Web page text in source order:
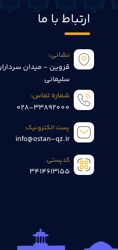
ارتباط با ما
نشانی:
قزوین - میدان
سلیمانی
شماره تماس:
028-33892000
پست الکترونیک:
info@ostan-qz.ir
کدپستی:
3414613155